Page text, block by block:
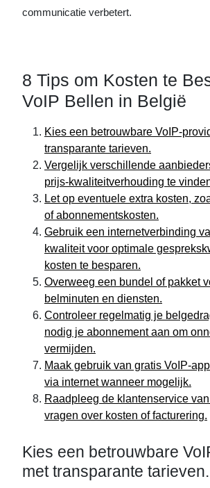
communicatie verbetert.
8 Tips om Kosten te
VoIP Bellen in België
Kies een betrouwbare VoIP-
transparante tarieven.
Vergelijk verschillende
prijs-kwaliteitverhouding te
Let op eventuele extra kosten,
of abonnementskosten.
Gebruik een internetverbinding
kwaliteit voor optimale
kosten te besparen.
Overweeg een bundel of pakket
belminuten en diensten.
Controleer regelmatig je
nodig je abonnement aan om
vermijden.
Maak gebruik van gratis VoIP-
via internet wanneer mogelijk.
Raadpleeg de klantenservice
vragen over kosten of facturering.
Kies een betrouwbare
met transparante tarieven.